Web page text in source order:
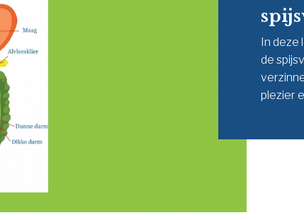
In deze
de
plezier